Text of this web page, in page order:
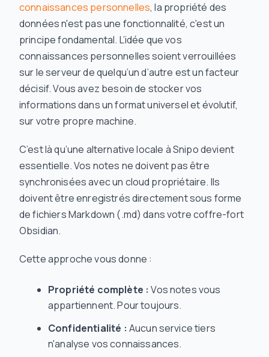
connaissances personnelles, la propriété des
données n'est pas une fonctionnalité, c'est un
principe fondamental. L’idée que vos
connaissances personnelles soient verrouillées
sur le serveur de quelqu’un d’autre est un facteur
décisif. Vous avez besoin de stocker vos
informations dans un format universel et évolutif,
sur votre propre machine.
C’est là qu’une alternative locale à Snipo devient
essentielle. Vos notes ne doivent pas être
synchronisées avec un cloud propriétaire. Ils
doivent être enregistrés directement sous forme
de fichiers Markdown (.md) dans votre coffre-fort
Obsidian.
Cette approche vous donne :
Propriété complète : Vos notes vous
appartiennent. Pour toujours.
Confidentialité : Aucun service tiers
n'analyse vos connaissances.